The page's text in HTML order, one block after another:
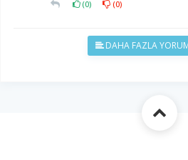
(0) (0)
DAHA FAZLA